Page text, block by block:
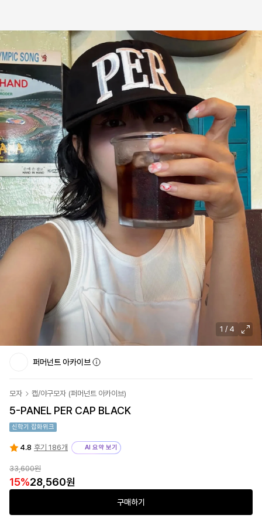
1 / 4
퍼머넌트 아카이브
모자 캡/야구모자 (퍼머넌트 아카이브)
5-PANEL PER CAP BLACK
신학기 잡화위크
4.8 후기 186개 AI 요약 보기
33,600원
15%28,560원
구매하기